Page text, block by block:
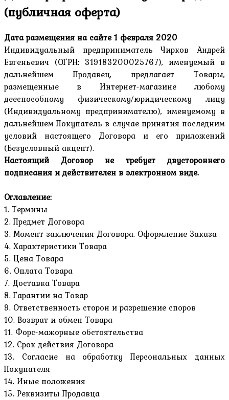
(публичная оферта)
Дата размещения на сайте 1 февраля 2020
Индивидуальный предприниматель Чирков Андрей
Евгеньевич (ОГРН: 319183200025767), именуемый в
дальнейшем Продавец, предлагает Товары,
размещенные в Интернет-магазине любому
дееспособному физическому/юридическому лицу
(Индивидуальному предпринимателю), именуемому в
дальнейшем Покупатель в случае принятия последним
условий настоящего Договора и его приложений
(Безусловный акцепт).
Настоящий Договор не требует двустороннего
подписания и действителен в электронном виде.
Оглавление:
1. Термины
2. Предмет Договора
3. Момент заключения Договора. Оформление Заказа
4. Характеристики Товара
5. Цена Товара
6. Оплата Товара
7. Доставка Товара
8. Гарантии на Товар
9. Ответственность сторон и разрешение споров
10. Возврат и обмен Товара
11. Форс-мажорные обстоятельства
12. Срок действия Договора
13. Согласие на обработку Персональных данных
Покупателя
14. Иные положения
15. Реквизиты Продавца